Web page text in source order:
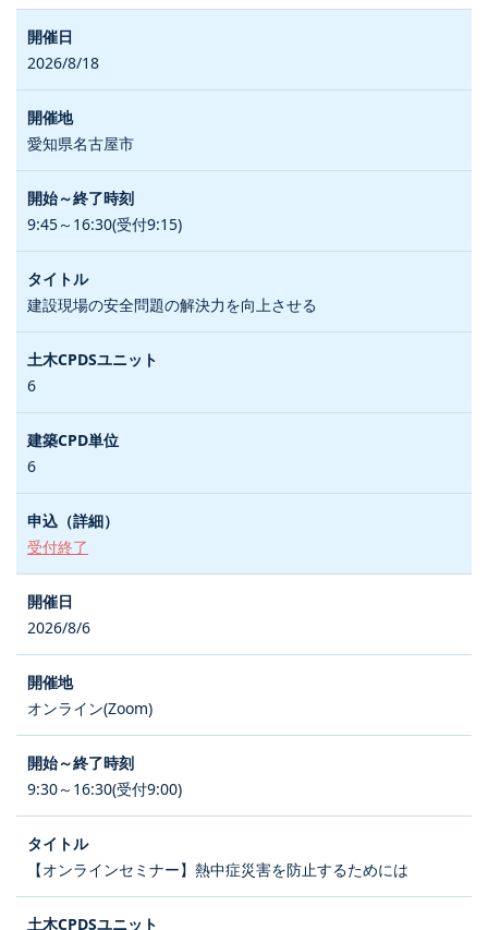
2026/8/18
愛知県名古屋市
9:45～16:30(受付9:15)
建設現場の安全問題の解決力を向上させる
6
6
受付終了
2026/8/6
オンライン(Zoom)
9:30～16:30(受付9:00)
【オンラインセミナー】熱中症災害を防止するためには